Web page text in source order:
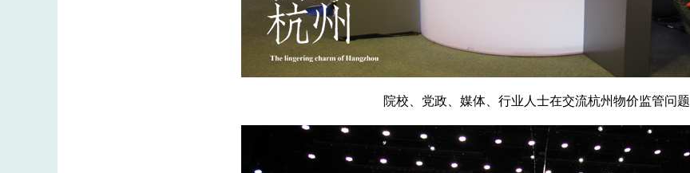
院校、党政、媒体、行业人士在交流杭州物价监管问题